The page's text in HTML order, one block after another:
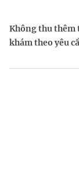
Không thu thêm
khám theo yêu